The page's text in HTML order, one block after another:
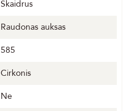
Skaidrus
Raudonas auksas
585
Cirkonis
Ne